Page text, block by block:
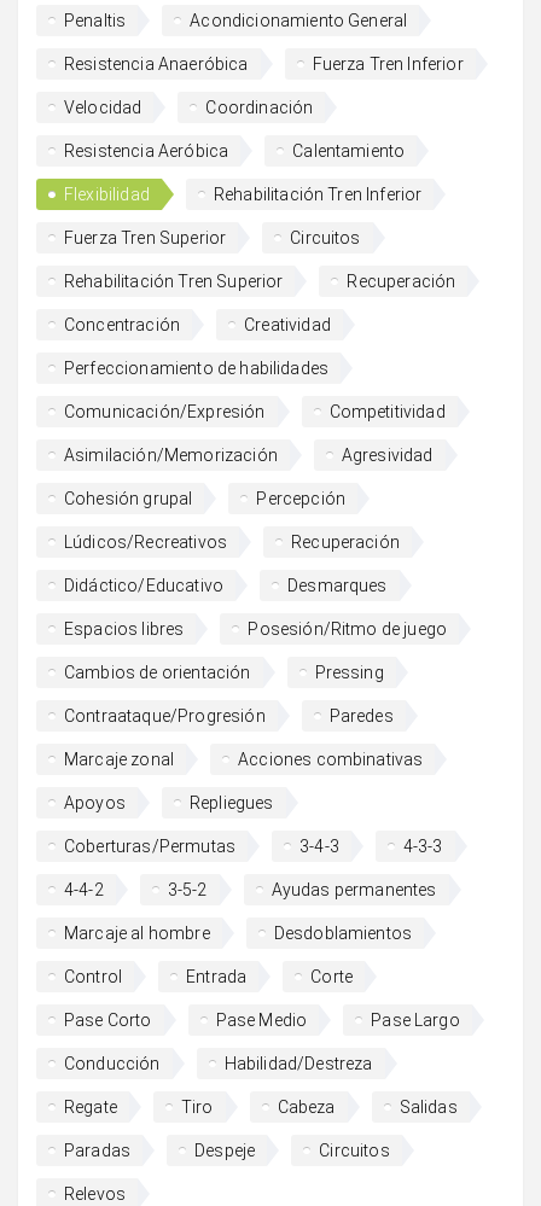
Penaltis Acondicionamiento General
Resistencia Anaeróbica Fuerza Tren Inferior
Velocidad Coordinación
Resistencia Aeróbica Calentamiento
Flexibilidad Rehabilitación Tren Inferior
Fuerza Tren Superior Circuitos
Rehabilitación Tren Superior Recuperación
Concentración Creatividad
Perfeccionamiento de habilidades
Comunicación/Expresión Competitividad
Asimilación/Memorización Agresividad
Cohesión grupal Percepción
Lúdicos/Recreativos Recuperación
Didáctico/Educativo Desmarques
Espacios libres Posesión/Ritmo de juego
Cambios de orientación Pressing
Contraataque/Progresión Paredes
Marcaje zonal Acciones combinativas
Apoyos Repliegues
Coberturas/Permutas 3-4-3 4-3-3
4-4-2 3-5-2 Ayudas permanentes
Marcaje al hombre Desdoblamientos
Control Entrada Corte
Pase Corto Pase Medio Pase Largo
Conducción Habilidad/Destreza
Regate Tiro Cabeza Salidas
Paradas Despeje Circuitos
Relevos